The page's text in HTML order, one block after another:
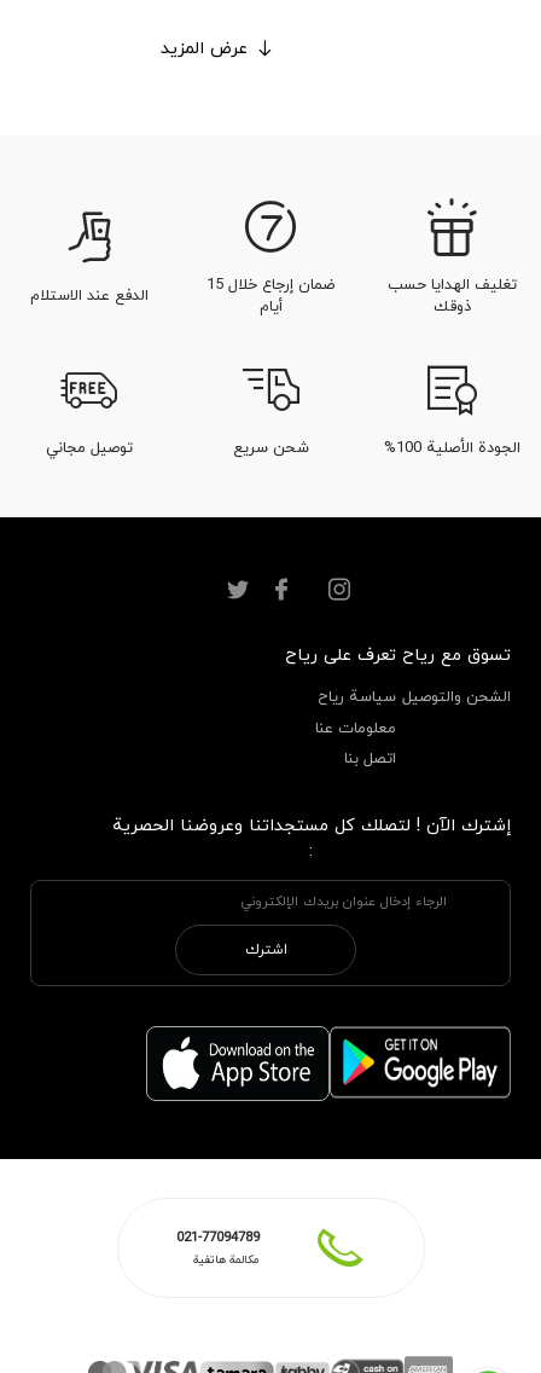
عرض المزيد
تغليف الهدايا حسب
ذوقك
ضمان إرجاع خلال 15
أيام
الدفع عند الاستلام
الجودة الأصلية 100% شحن سريع توصيل مجاني
تسوق مع رياح
الشحن والتوصيل
تعرف على رياح
سياسة رياح
معلومات عنا
اتصل بنا
إشترك الآن ! لتصلك كل مستجداتنا وعروضنا الحصرية
:
اشترك
021-77094789
مكالمة هاتفية